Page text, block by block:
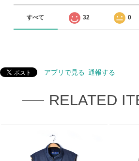
すべて 32 0
アプリで見る 通報する
RELATED